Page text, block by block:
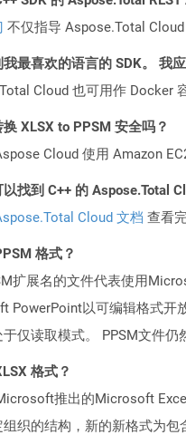
不仅指导 Aspose.Total
最喜欢的语言的 SDK。 我
Cloud 也可用作 Docker
XLSX to PPSM 安全吗？
Cloud 使用 Amazon
找到 C++ 的 Aspose.Total
Cloud 文档 查看
格式？
扩展名的文件代表使用
PowerPoint以可编辑格式开
仅读取模式。 PPSM文件
格式？
推出的Microsoft
织的结构，新的新格式为包